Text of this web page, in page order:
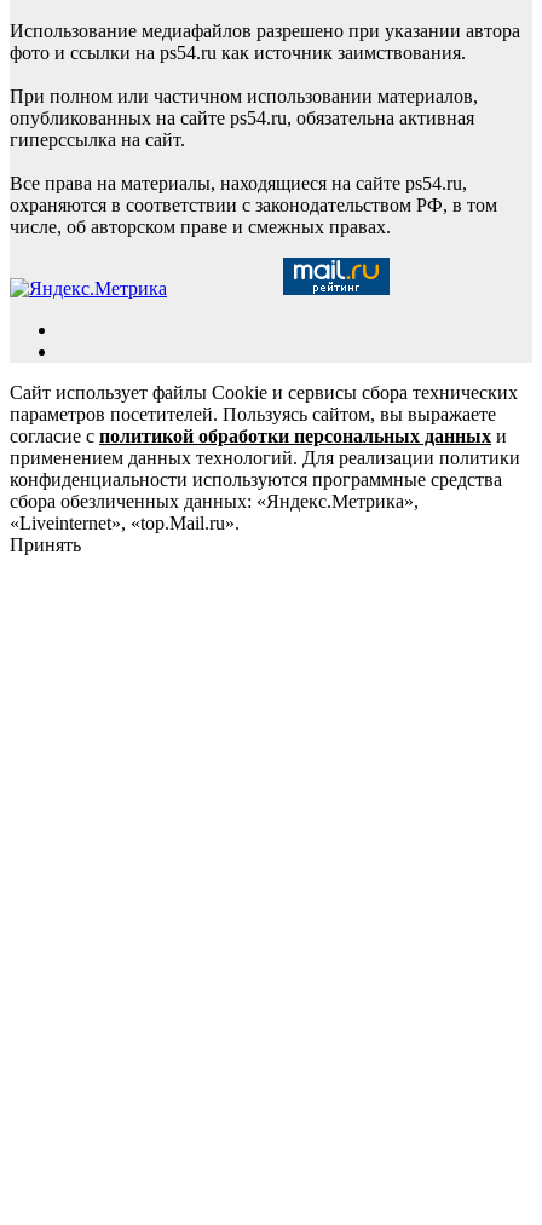
Использование медиафайлов разрешено при указании автора
фото и ссылки на ps54.ru как источник заимствования.
При полном или частичном использовании материалов,
опубликованных на сайте ps54.ru, обязательна активная
гиперссылка на сайт.
Все права на материалы, находящиеся на сайте ps54.ru,
охраняются в соответствии с законодательством РФ, в том
числе, об авторском праве и смежных правах.
Сайт использует файлы Cookie и сервисы сбора технических
параметров посетителей. Пользуясь сайтом, вы выражаете
согласие с политикой обработки персональных данных и
применением данных технологий. Для реализации политики
конфиденциальности используются программные средства
сбора обезличенных данных: «Яндекс.Метрика»,
«Liveinternet», «top.Mail.ru».
Принять